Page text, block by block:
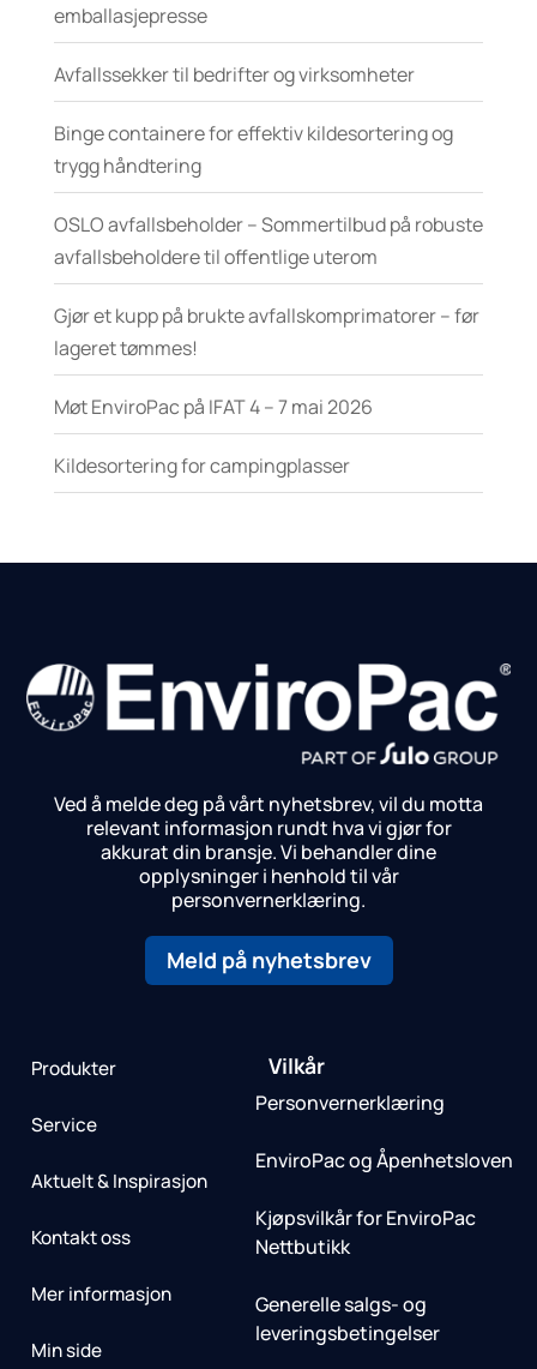
emballasjepresse
Avfallssekker til bedrifter og virksomheter
Binge containere for effektiv kildesortering og
trygg håndtering
OSLO avfallsbeholder – Sommertilbud på robuste
avfallsbeholdere til offentlige uterom
Gjør et kupp på brukte avfallskomprimatorer – før
lageret tømmes!
Møt EnviroPac på IFAT 4 – 7 mai 2026
Kildesortering for campingplasser
Ved å melde deg på vårt nyhetsbrev, vil du motta
relevant informasjon rundt hva vi gjør for
akkurat din bransje.Vi behandler dine
opplysninger i henhold til vår
personvernerklæring.
Meld på nyhetsbrev
Produkter
Service
Aktuelt & Inspirasjon
Kontakt oss
Mer informasjon
Min side
Vilkår
Personvernerklæring
EnviroPac og Åpenhetsloven
Kjøpsvilkår for EnviroPac
Nettbutikk
Generelle salgs- og
leveringsbetingelser